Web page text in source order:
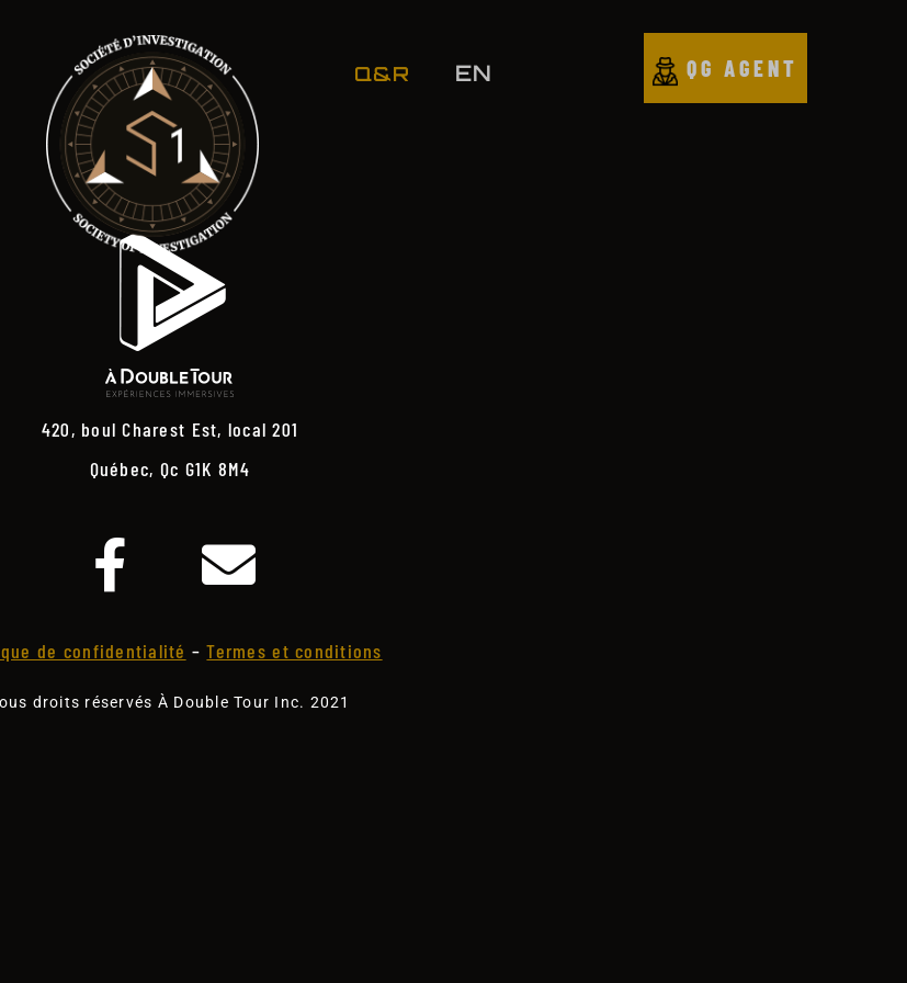
Q&R EN QG AGENT
420, boul Charest Est, local 201
Québec, Qc G1K 8M4
de confidentialité –Termes et conditions
droits réservés À Double Tour Inc. 2021